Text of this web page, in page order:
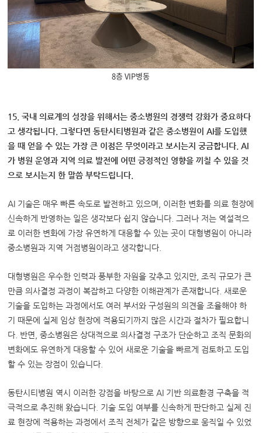
8층 VIP병동
15. 국내 의료계의 성장을 위해서는 중소병원의 경쟁력 강화가 중요하다
고 생각됩니다. 그렇다면 동탄시티병원과 같은 중소병원이 AI를 도입했
을 때 얻을 수 있는 가장 큰 이점은 무엇이라고 보시는지 궁금합니다. AI
가 병원 운영과 지역 의료 발전에 어떤 긍정적인 영향을 끼칠 수 있을 것
으로 보시는지 한 말씀 부탁드립니다.
AI 기술은 매우 빠른 속도로 발전하고 있으며, 이러한 변화를 의료 현장에
신속하게 반영하는 일은 생각보다 쉽지 않습니다. 그러나 저는 역설적으
로 이러한 변화에 가장 유연하게 대응할 수 있는 곳이 대형병원이 아니라
중소병원과 지역 거점병원이라고 생각합니다.
대형병원은 우수한 인력과 풍부한 자원을 갖추고 있지만, 조직 규모가 큰
만큼 의사결정 과정이 복잡하고 다양한 이해관계가 존재합니다. 새로운
기술을 도입하는 과정에서도 여러 부서와 구성원의 의견을 조율해야 하
기 때문에 실제 임상 현장에 적용되기까지 많은 시간과 절차가 필요합니
다. 반면, 중소병원은 상대적으로 의사결정 구조가 단순하고 조직 문화의
변화에도 유연하게 대응할 수 있어 새로운 기술을 빠르게 검토하고 도입
할 수 있는 장점이 있습니다.
동탄시티병원 역시 이러한 강점을 바탕으로 AI 기반 의료환경 구축을 적
극적으로 추진해 왔습니다. 기술 도입 여부를 신속하게 판단하고 실제 진
료 현장에 적용하는 과정에서 조직 전체가 같은 방향으로 움직일 수 있었